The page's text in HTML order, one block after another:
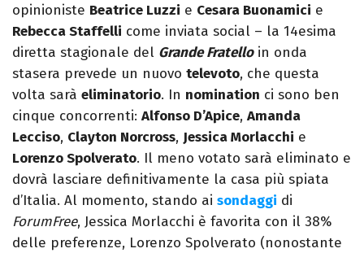
opinioniste Beatrice Luzzi e Cesara Buonamici e
Rebecca Staffelli come inviata social – la 14esima
diretta stagionale del Grande Fratelloin onda
stasera prevede un nuovo televoto, che questa
volta sarà eliminatorio. In nomination ci sono ben
cinque concorrenti: Alfonso D’Apice, Amanda
Lecciso, Clayton Norcross, Jessica Morlacchi e
Lorenzo Spolverato. Il meno votato sarà eliminato e
dovrà lasciare definitivamente la casa più spiata
d’Italia. Al momento, stando ai sondaggi di
ForumFree, Jessica Morlacchi è favorita con il 38%
delle preferenze, Lorenzo Spolverato (nonostante